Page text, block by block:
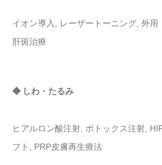
イオン導入, レーザートーニング, 外用
肝斑治療
◆ しわ・たるみ
ヒアルロン酸注射, ボトックス注射,
フト, PRP皮膚再生療法